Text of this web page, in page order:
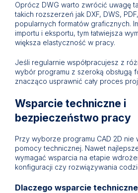
Oprócz DWG warto zwrócić uwagę
takich rozszerzeń jak DXF, DWS,
popularnych formatów graficznych.
importu i eksportu, tym łatwiejsza
większa elastyczność w pracy.
Jeśli regularnie współpracujesz z
wybór programu z szeroką obsługą
znacząco usprawnić cały proces
Wsparcie techniczne i
bezpieczeństwo pracy
Przy wyborze programu CAD 2D nie
pomocy technicznej. Nawet
wymagać wsparcia na etapie
konfiguracji czy rozwiązywania
Dlaczego wsparcie